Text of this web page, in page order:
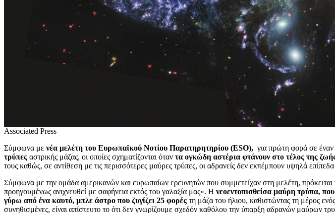
Associated Press
Σύμφωνα με νέα μελέτη του Ευρωπαϊκού Νοτίου Παρατηρητηρίου (ESO), για πρώτη φορά σε έναν
τρύπες αστρικής μάζας, οι οποίες σχηματίζονται όταν τα ογκώδη αστέρια φτάνουν στο τέλος της
τους καθώς, σε αντίθεση με τις περισσότερες μαύρες τρύπες, οι αδρανείς δεν εκπέμπουν υψηλά
Σύμφωνα με την ομάδα αμερικανών και ευρωπαίων ερευνητών που συμμετείχαν στη μελέτη,
προηγουμένως ανιχνευθεί με σαφήνεια εκτός του γαλαξία μας». Η νεοεντοπισθείσα μαύρη τρύπα,
γύρω από ένα καυτό, μπλε άστρο που ζυγίζει 25 φορές τη μάζα του ήλιου, καθιστώντας τη μέρος
συνηθισμένες, είναι απίστευτο το ότι δεν γνωρίζουμε σχεδόν καθόλου την ύπαρξη αδρανών